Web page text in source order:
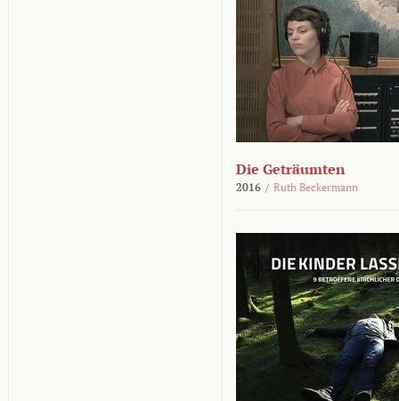
Die Geträumten
2016 / Ruth Beckermann